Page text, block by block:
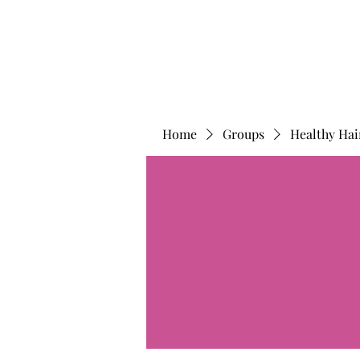
Home Groups Healthy